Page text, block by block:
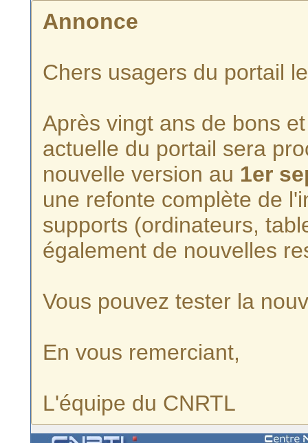
Annonce
Chers usagers du portail
Après vingt ans de bons
actuelle du portail sera
nouvelle version au 1er
une refonte complète de
supports (ordinateurs,
également de nouvelles
Vous pouvez tester la
En vous remerciant,
L'équipe du CNRTL